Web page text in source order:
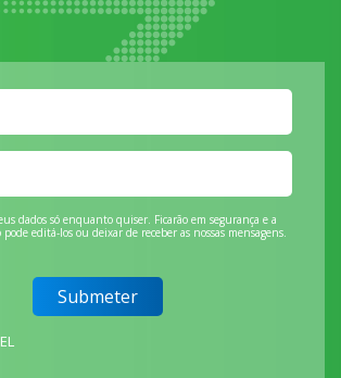
dados só enquanto quiser. Ficarão em segurança e a
editá-los ou deixar de receber as nossas mensagens.